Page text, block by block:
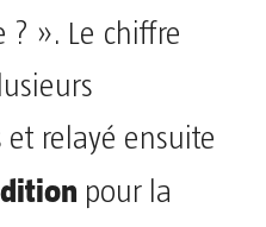
? ». Le chiffre
et relayé ensuite
pour la